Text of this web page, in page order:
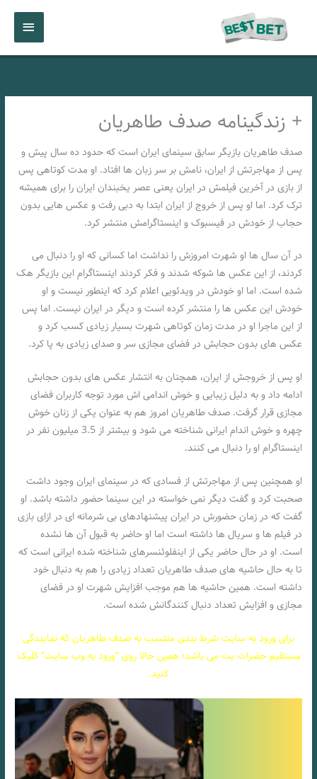
اصلی
+ زندگینامه صدف طاهریان
صدف طاهریان بازیگر سابق سینمای ایران است که حدود ده سال پیش و
پس از مهاجرتش از ایران، نامش بر سر زبان ها افتاد. او مدت کوتاهی پس
از بازی در آخرین فیلمش در ایران یعنی عصر یخبندان ایران را برای همیشه
ترک کرد. اما او پس از خروج از ایران ابتدا به دبی رفت و عکس هایی بدون
حجاب از خودش در فیسبوک و اینستاگرامش منتشر کرد.
در آن سال ها او شهرت امروزش را نداشت اما کسانی که او را دنبال می
کردند، از این عکس ها شوکه شدند و فکر کردند اینستاگرام این بازیگر هک
شده است. اما او خودش در ویدئویی اعلام کرد که اینطور نیست و او
خودش این عکس ها را منتشر کرده است و دیگر در ایران نیست. اما پس
از این ماجرا او در مدت زمان کوتاهی شهرت بسیار زیادی کسب کرد و
عکس های بدون حجابش در فضای مجازی سر و صدای زیادی به پا کرد.
او پس از خروجش از ایران، همچنان به انتشار عکس های بدون حجابش
ادامه داد و به دلیل زیبایی و خوش اندامی اش مورد توجه کاربران فضای
مجازی قرار گرفت. صدف طاهریان امروز هم به عنوان یکی از زنان خوش
چهره و خوش اندام ایرانی شناخته می شود و بیشتر از 3.5 میلیون نفر در
اینستاگرام او را دنبال می کنند.
او همچنین پس از مهاجرتش از فسادی که در سینمای ایران وجود داشت
صحبت کرد و گفت دیگر نمی خواسته در این سینما حضور داشته باشد. او
گفت که در زمان حضورش در ایران پیشنهادهای بی شرمانه ای در ازای بازی
در فیلم ها و سریال ها داشته است اما او حاضر به قبول آن ها نشده
است. او در حال حاضر یکی از اینفلوئنسرهای شناخته شده ایرانی است که
تا به حال حاشیه های صدف طاهریان تعداد زیادی را هم به دنبال خود
داشته است. همین حاشیه ها هم موجب افزایش شهرت او در فضای
مجازی و افزایش تعداد دنبال کنندگانش شده است.
برای ورود به سایت شرط بندی منتسب به صدف طاهریان که نمایندگی
مستقیم حضرات بت می باشد؛ همین حالا روی “ورود به وب سایت” کلیک
کنید.